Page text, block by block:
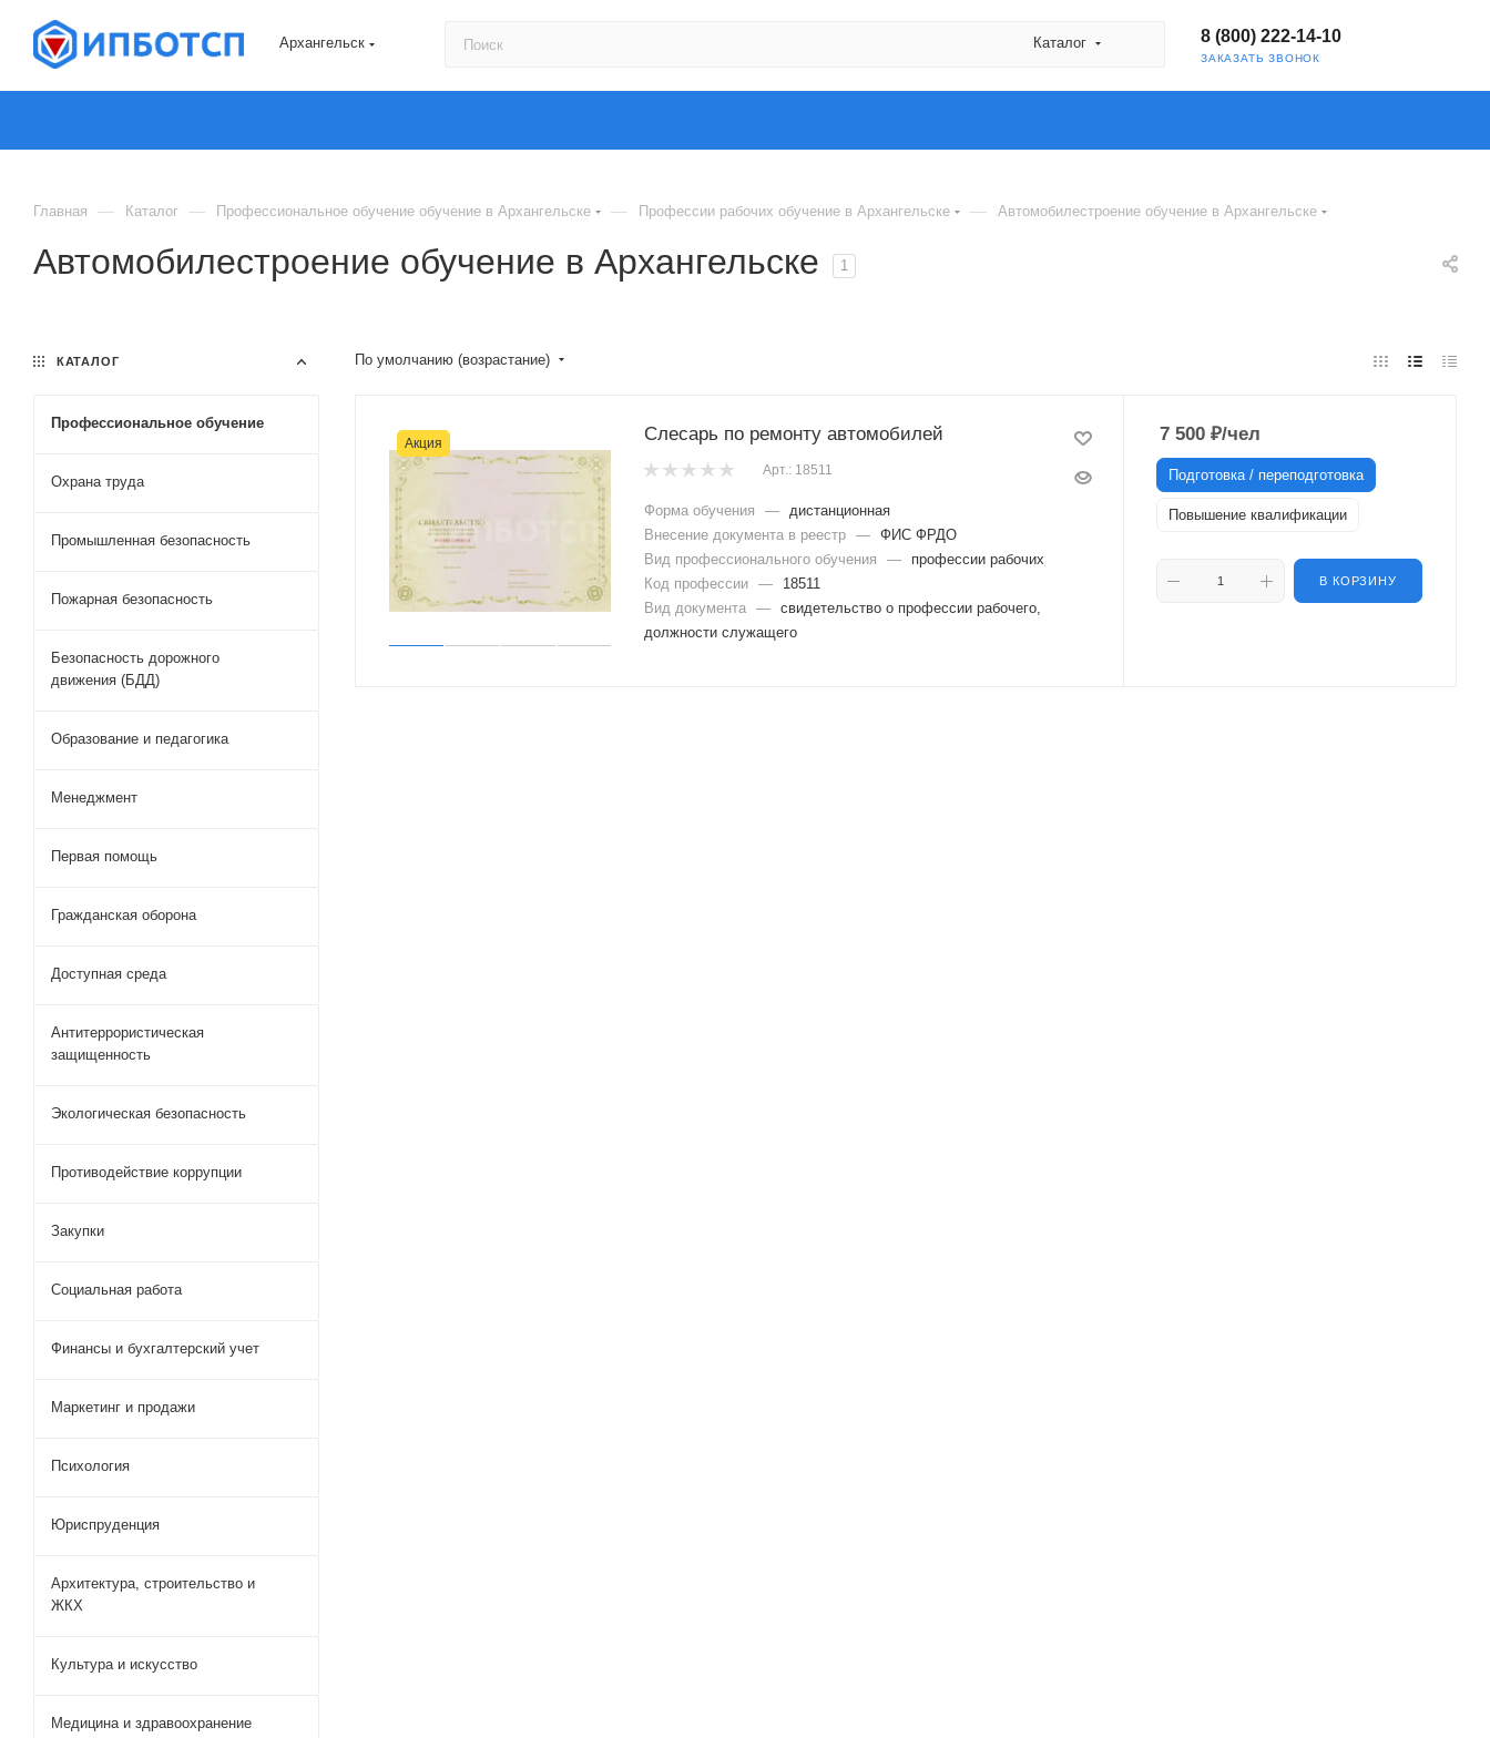
Архангельск Каталог 8 (800) 222-14-10
ЗАКАЗАТЬ ЗВОНОК
Главная — Каталог — Профессиональное обучение обучение в Архангельске — Профессии рабочих обучение в Архангельске — Автомобилестроение обучение в Архангельске
Автомобилестроение обучение в Архангельске 1
По умолчанию (возрастание)
Акция Слесарь по ремонту автомобилей
Арт.: 18511
Форма обучения —
дистанционная
Внесение документа в реестр — ФИС ФРДО
Вид профессионального обучения
—
профессии рабочих
Код профессии —
18511
Вид документа — свидетельство о профессии рабочего,
должности служащего
7 500 ₽/чел
Подготовка / переподготовка
Повышение квалификации
В КОРЗИНУ
КАТАЛОГ
Профессиональное обучение
Охрана труда
Промышленная безопасность
Пожарная безопасность
Безопасность дорожного
движения (БДД)
Образование и педагогика
Менеджмент
Первая помощь
Гражданская оборона
Доступная среда
Антитеррористическая
защищенность
Экологическая безопасность
Противодействие коррупции
Закупки
Социальная работа
Финансы и бухгалтерский учет
Маркетинг и продажи
Психология
Юриспруденция
Архитектура, строительство и
ЖКХ
Культура и искусство
Медицина и здравоохранение